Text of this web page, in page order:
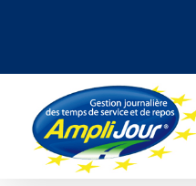
contenu